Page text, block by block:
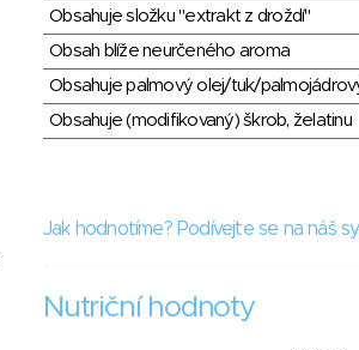
Obsahuje složku "extrakt z droždí"
Obsah blíže neurčeného aroma
Obsahuje palmový olej/tuk/
Obsahuje (modifikovaný) škrob, želatinu
Jak hodnotíme? Podívejte se na náš
Nutriční hodnoty